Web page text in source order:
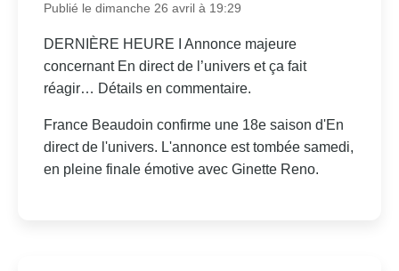
Publié le dimanche 26 avril à 19:29
DERNIÈRE HEURE I Annonce majeure
concernant En direct de l’univers et ça fait
réagir… Détails en commentaire.
France Beaudoin confirme une 18e saison d'En
direct de l'univers. L'annonce est tombée samedi,
en pleine finale émotive avec Ginette Reno.